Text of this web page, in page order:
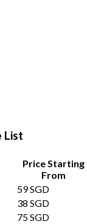
List
Price Starting
From
59 SGD
38 SGD
75 SGD